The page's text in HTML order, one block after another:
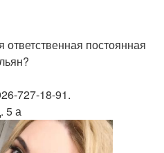
постоянная
727-18-91.
5 а